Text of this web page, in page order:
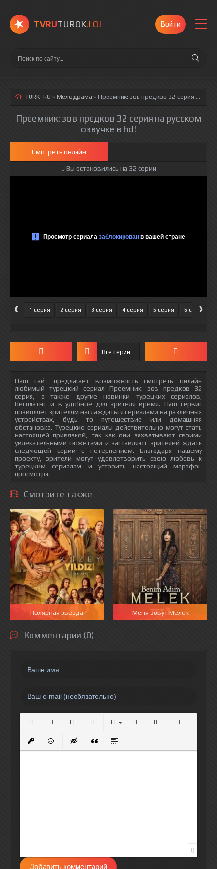
TVRUTUROK.LOL Войти
TURK-RU » Мелодрама » Преемник: зов предков 32 серия
Преемник: зов предков 32 серия на русском
озвучке в hd!
Смотреть онлайн
Вы остановились на 32 серии
‹ 1 серия 2 серия 3 серия 4 серия 5 серия 6 серия
›
Все серии
Наш сайт предлагает возможность смотреть онлайн
любимый турецкий сериал Преемник: зов предков 32
серия, а также другие новинки турецких сериалов,
бесплатно и в удобное для зрителя время. Наш сервис
позволяет зрителям наслаждаться сериалами на различных
устройствах, будь то путешествие или домашняя
обстановка. Турецкие сериалы действительно могут стать
настоящей привязкой, так как они захватывают своими
увлекательными сюжетами и заставляют зрителей ждать
следующей серии с нетерпением. Благодаря нашему
проекту, зрители могут удовлетворить свою любовь к
турецким сериалам и устроить настоящий марафон
просмотра.
Смотрите также
Полярная звезда Меня зовут Мелек
Комментарии (0)
Вставить защищенную ссылку
Вставить смайлик
Вставка скрытого текста
Вставка цитаты
Вставка спойлера
0
Добавить комментарий